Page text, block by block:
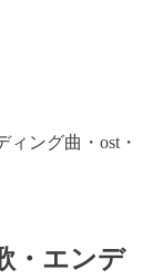
ング曲・ost・
・エンデ